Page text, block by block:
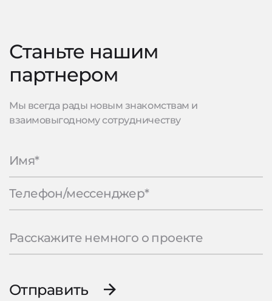
Станьте нашим
партнером
Мы всегда рады новым знакомствам и
взаимовыгодному сотрудничеству
Отправить